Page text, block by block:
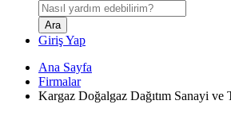
Giriş Yap
Ana Sayfa
Firmalar
Kargaz Doğalgaz Dağıtım Sanayi